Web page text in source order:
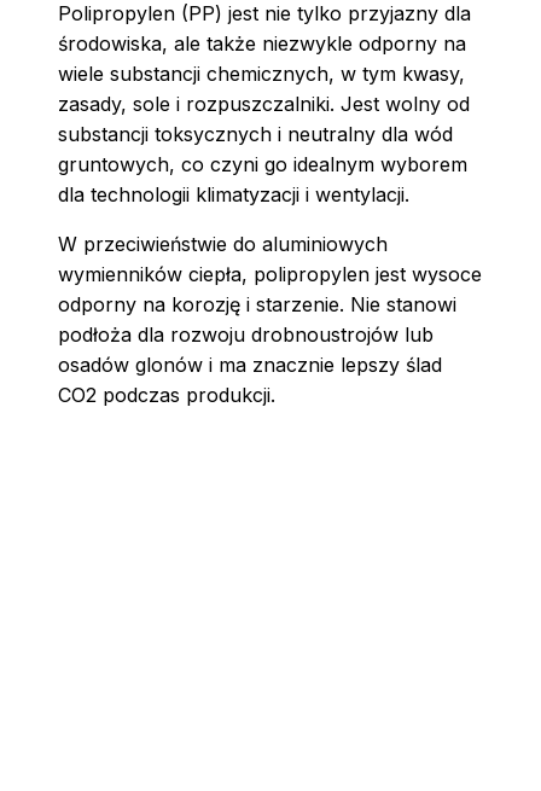
Polipropylen (PP) jest nie tylko przyjazny dla
środowiska, ale także niezwykle odporny na
wiele substancji chemicznych, w tym kwasy,
zasady, sole i rozpuszczalniki. Jest wolny od
substancji toksycznych i neutralny dla wód
gruntowych, co czyni go idealnym wyborem
dla technologii klimatyzacji i wentylacji.
W przeciwieństwie do aluminiowych
wymienników ciepła, polipropylen jest wysoce
odporny na korozję i starzenie. Nie stanowi
podłoża dla rozwoju drobnoustrojów lub
osadów glonów i ma znacznie lepszy ślad
CO2 podczas produkcji.